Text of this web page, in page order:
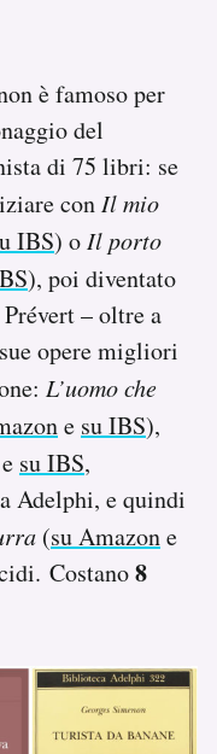
è famoso per
del
di 75 libri: se
con Il mio
IBS) o Il porto
), poi diventato
– oltre a
opere migliori
L’uomo che
e su IBS),
e su IBS,
Adelphi, e quindi
(su Amazone
Costano8